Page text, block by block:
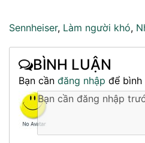
Sennheiser, Làm người khó,
BÌNH LUẬN
Bạn cần đăng nhập để bình